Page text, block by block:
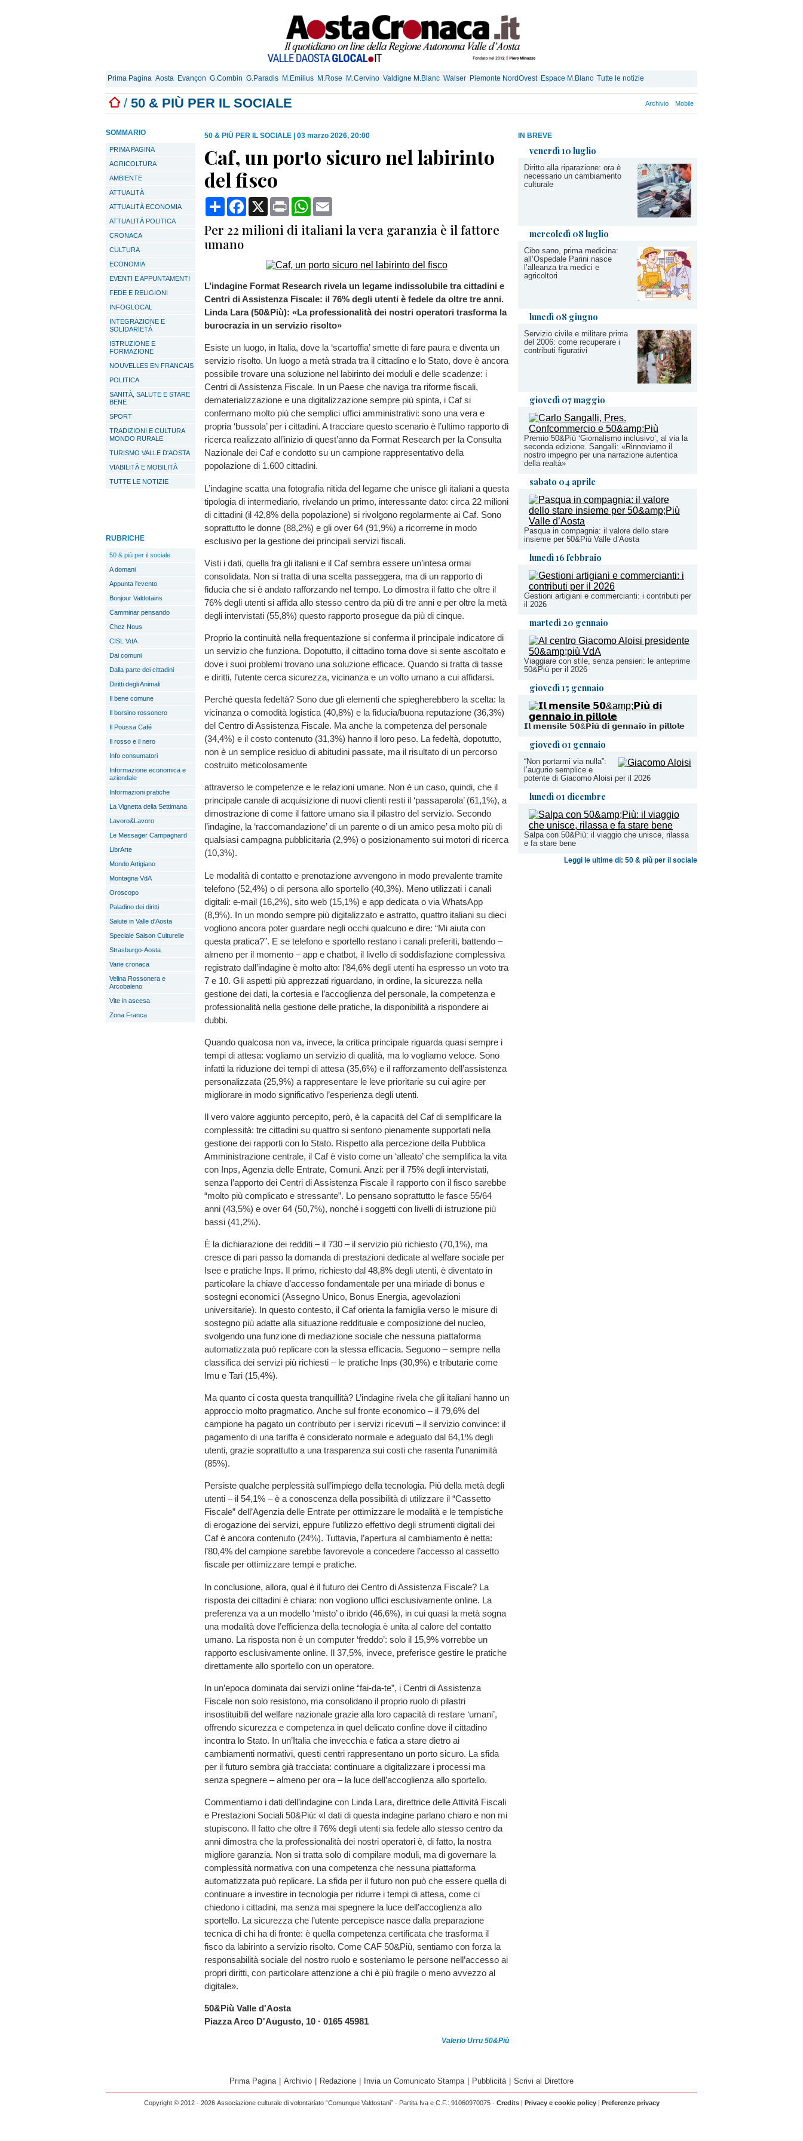
Prima Pagina Aosta Evançon G.Combin G.Paradis M.Emilius M.Rose M.Cervino Valdigne M.Blanc Walser Piemonte NordOvest Espace M.Blanc Tutte le notizie
/ 50 & PIÙ PER IL SOCIALE Archivio Mobile
IN BREVE
venerdì 10 luglio
Diritto alla riparazione: ora è
necessario un cambiamento
culturale
mercoledì 08 luglio
Cibo sano, prima medicina:
all’Ospedale Parini nasce
l’alleanza tra medici e
agricoltori
lunedì 08 giugno
Servizio civile e militare prima
del 2006: come recuperare i
contributi figurativi
giovedì 07 maggio
Premio 50&Più ‘Giornalismo inclusivo’, al via la
seconda edizione. Sangalli: «Rinnoviamo il
nostro impegno per una narrazione autentica
della realtà»
sabato 04 aprile
Pasqua in compagnia: il valore dello stare
insieme per 50&Più Valle d’Aosta
lunedì 16 febbraio
Gestioni artigiani e commercianti: i contributi per
il 2026
martedì 20 gennaio
Viaggiare con stile, senza pensieri: le anteprime
50&Più per il 2026
giovedì 15 gennaio
𝗜𝗹 𝗺𝗲𝗻𝘀𝗶𝗹𝗲 𝟱𝟬&𝗣𝗶𝘂̀ 𝗱𝗶 𝗴𝗲𝗻𝗻𝗮𝗶𝗼 𝗶𝗻 𝗽𝗶𝗹𝗹𝗼𝗹𝗲
giovedì 01 gennaio
“Non portarmi via nulla”:
l’augurio semplice e
potente di Giacomo Aloisi per il 2026
lunedì 01 dicembre
Salpa con 50&Più: il viaggio che unisce, rilassa
e fa stare bene
Leggi le ultime di: 50 & più per il sociale
SOMMARIO
PRIMA PAGINA
AGRICOLTURA
AMBIENTE
ATTUALITÀ
ATTUALITÀ ECONOMIA
ATTUALITÀ POLITICA
CRONACA
CULTURA
ECONOMIA
EVENTI E APPUNTAMENTI
FEDE E RELIGIONI
INFOGLOCAL
INTEGRAZIONE E
SOLIDARIETÀ
ISTRUZIONE E
FORMAZIONE
NOUVELLES EN FRANCAIS
POLITICA
SANITÀ, SALUTE E STARE
BENE
SPORT
TRADIZIONI E CULTURA
MONDO RURALE
TURISMO VALLE D'AOSTA
VIABILITÀ E MOBILITÀ
TUTTE LE NOTIZIE
RUBRICHE
50 & più per il sociale
A domani
Appunta l'evento
Bonjour Valdotains
Camminar pensando
Chez Nous
CISL VdA
Dai comuni
Dalla parte dei cittadini
Diritti degli Animali
Il bene comune
Il borsino rossonero
Il Poussa Café
Il rosso e il nero
Info consumatori
Informazione economica e
aziendale
Informazioni pratiche
La Vignetta della Settimana
Lavoro&Lavoro
Le Messager Campagnard
LibrArte
Mondo Artigiano
Montagna VdA
Oroscopo
Paladino dei diritti
Salute in Valle d'Aosta
Speciale Saison Culturelle
Strasburgo-Aosta
Varie cronaca
Velina Rossonera e
Arcobaleno
Vite in ascesa
Zona Franca
50 & PIÙ PER IL SOCIALE 03 marzo 2026, 20:00
Caf, un porto sicuro nel labirinto
del fisco
CondividiFacebook
X Print WhatsApp
Per 22 milioni di italiani la vera garanzia è il fattore
umano
L’indagine Format Research rivela un legame indissolubile tra cittadini e
Centri di Assistenza Fiscale: il 76% degli utenti è fedele da oltre tre anni.
Linda Lara (50&Più): «La professionalità dei nostri operatori trasforma la
burocrazia in un servizio risolto»
Esiste un luogo, in Italia, dove la ‘scartoffia’ smette di fare paura e diventa un
servizio risolto. Un luogo a metà strada tra il cittadino e lo Stato, dove è ancora
possibile trovare una soluzione nel labirinto dei moduli e delle scadenze: i
Centri di Assistenza Fiscale. In un Paese che naviga tra riforme fiscali,
dematerializzazione e una digitalizzazione sempre più spinta, i Caf si
confermano molto più che semplici uffici amministrativi: sono una vera e
propria ‘bussola’ per i cittadini. A tracciare questo scenario è l’ultimo rapporto di
ricerca realizzato all’inizio di quest’anno da Format Research per la Consulta
Nazionale dei Caf e condotto su un campione rappresentativo della
popolazione di 1.600 cittadini.
L’indagine scatta una fotografia nitida del legame che unisce gli italiani a questa
tipologia di intermediario, rivelando un primo, interessante dato: circa 22 milioni
di cittadini (il 42,8% della popolazione) si rivolgono regolarmente ai Caf. Sono
soprattutto le donne (88,2%) e gli over 64 (91,9%) a ricorrerne in modo
esclusivo per la gestione dei principali servizi fiscali.
Visti i dati, quella fra gli italiani e il Caf sembra essere un’intesa ormai
consolidata. Non si tratta di una scelta passeggera, ma di un rapporto di
fiducia che si è andato rafforzando nel tempo. Lo dimostra il fatto che oltre il
76% degli utenti si affida allo stesso centro da più di tre anni e per oltre la metà
degli intervistati (55,8%) questo rapporto prosegue da più di cinque.
Proprio la continuità nella frequentazione si conferma il principale indicatore di
un servizio che funziona. Dopotutto, il cittadino torna dove si sente ascoltato e
dove i suoi problemi trovano una soluzione efficace. Quando si tratta di tasse
e diritti, l’utente cerca sicurezza, vicinanza e un volto umano a cui affidarsi.
Perché questa fedeltà? Sono due gli elementi che spiegherebbero la scelta: la
vicinanza o comodità logistica (40,8%) e la fiducia/buona reputazione (36,3%)
del Centro di Assistenza Fiscale. Ma anche la competenza del personale
(34,4%) e il costo contenuto (31,3%) hanno il loro peso. La fedeltà, dopotutto,
non è un semplice residuo di abitudini passate, ma il risultato di un percorso
costruito meticolosamente
attraverso le competenze e le relazioni umane. Non è un caso, quindi, che il
principale canale di acquisizione di nuovi clienti resti il ‘passaparola’ (61,1%), a
dimostrazione di come il fattore umano sia il pilastro del servizio. Secondo
l’indagine, la ‘raccomandazione’ di un parente o di un amico pesa molto più di
qualsiasi campagna pubblicitaria (2,9%) o posizionamento sui motori di ricerca
(10,3%).
Le modalità di contatto e prenotazione avvengono in modo prevalente tramite
telefono (52,4%) o di persona allo sportello (40,3%). Meno utilizzati i canali
digitali: e-mail (16,2%), sito web (15,1%) e app dedicata o via WhatsApp
(8,9%). In un mondo sempre più digitalizzato e astratto, quattro italiani su dieci
vogliono ancora poter guardare negli occhi qualcuno e dire: “Mi aiuta con
questa pratica?”. E se telefono e sportello restano i canali preferiti, battendo –
almeno per il momento – app e chatbot, il livello di soddisfazione complessiva
registrato dall’indagine è molto alto: l’84,6% degli utenti ha espresso un voto tra
7 e 10. Gli aspetti più apprezzati riguardano, in ordine, la sicurezza nella
gestione dei dati, la cortesia e l’accoglienza del personale, la competenza e
professionalità nella gestione delle pratiche, la disponibilità a rispondere ai
dubbi.
Quando qualcosa non va, invece, la critica principale riguarda quasi sempre i
tempi di attesa: vogliamo un servizio di qualità, ma lo vogliamo veloce. Sono
infatti la riduzione dei tempi di attesa (35,6%) e il rafforzamento dell’assistenza
personalizzata (25,9%) a rappresentare le leve prioritarie su cui agire per
migliorare in modo significativo l’esperienza degli utenti.
Il vero valore aggiunto percepito, però, è la capacità del Caf di semplificare la
complessità: tre cittadini su quattro si sentono pienamente supportati nella
gestione dei rapporti con lo Stato. Rispetto alla percezione della Pubblica
Amministrazione centrale, il Caf è visto come un ‘alleato’ che semplifica la vita
con Inps, Agenzia delle Entrate, Comuni. Anzi: per il 75% degli intervistati,
senza l’apporto dei Centri di Assistenza Fiscale il rapporto con il fisco sarebbe
“molto più complicato e stressante”. Lo pensano soprattutto le fasce 55/64
anni (43,5%) e over 64 (50,7%), nonché i soggetti con livelli di istruzione più
bassi (41,2%).
È la dichiarazione dei redditi – il 730 – il servizio più richiesto (70,1%), ma
cresce di pari passo la domanda di prestazioni dedicate al welfare sociale per
Isee e pratiche Inps. Il primo, richiesto dal 48,8% degli utenti, è diventato in
particolare la chiave d’accesso fondamentale per una miriade di bonus e
sostegni economici (Assegno Unico, Bonus Energia, agevolazioni
universitarie). In questo contesto, il Caf orienta la famiglia verso le misure di
sostegno più adatte alla situazione reddituale e composizione del nucleo,
svolgendo una funzione di mediazione sociale che nessuna piattaforma
automatizzata può replicare con la stessa efficacia. Seguono – sempre nella
classifica dei servizi più richiesti – le pratiche Inps (30,9%) e tributarie come
Imu e Tari (15,4%).
Ma quanto ci costa questa tranquillità? L’indagine rivela che gli italiani hanno un
approccio molto pragmatico. Anche sul fronte economico – il 79,6% del
campione ha pagato un contributo per i servizi ricevuti – il servizio convince: il
pagamento di una tariffa è considerato normale e adeguato dal 64,1% degli
utenti, grazie soprattutto a una trasparenza sui costi che rasenta l’unanimità
(85%).
Persiste qualche perplessità sull’impiego della tecnologia. Più della metà degli
utenti – il 54,1% – è a conoscenza della possibilità di utilizzare il “Cassetto
Fiscale” dell’Agenzia delle Entrate per ottimizzare le modalità e le tempistiche
di erogazione dei servizi, eppure l’utilizzo effettivo degli strumenti digitali dei
Caf è ancora contenuto (24%). Tuttavia, l’apertura al cambiamento è netta:
l’80,4% del campione sarebbe favorevole a concedere l’accesso al cassetto
fiscale per ottimizzare tempi e pratiche.
In conclusione, allora, qual è il futuro dei Centro di Assistenza Fiscale? La
risposta dei cittadini è chiara: non vogliono uffici esclusivamente online. La
preferenza va a un modello ‘misto’ o ibrido (46,6%), in cui quasi la metà sogna
una modalità dove l’efficienza della tecnologia è unita al calore del contatto
umano. La risposta non è un computer ‘freddo’: solo il 15,9% vorrebbe un
rapporto esclusivamente online. Il 37,5%, invece, preferisce gestire le pratiche
direttamente allo sportello con un operatore.
In un’epoca dominata dai servizi online “fai-da-te”, i Centri di Assistenza
Fiscale non solo resistono, ma consolidano il proprio ruolo di pilastri
insostituibili del welfare nazionale grazie alla loro capacità di restare ‘umani’,
offrendo sicurezza e competenza in quel delicato confine dove il cittadino
incontra lo Stato. In un’Italia che invecchia e fatica a stare dietro ai
cambiamenti normativi, questi centri rappresentano un porto sicuro. La sfida
per il futuro sembra già tracciata: continuare a digitalizzare i processi ma
senza spegnere – almeno per ora – la luce dell’accoglienza allo sportello.
Commentiamo i dati dell’indagine con Linda Lara, direttrice delle Attività Fiscali
e Prestazioni Sociali 50&Più: «I dati di questa indagine parlano chiaro e non mi
stupiscono. Il fatto che oltre il 76% degli utenti sia fedele allo stesso centro da
anni dimostra che la professionalità dei nostri operatori è, di fatto, la nostra
migliore garanzia. Non si tratta solo di compilare moduli, ma di governare la
complessità normativa con una competenza che nessuna piattaforma
automatizzata può replicare. La sfida per il futuro non può che essere quella di
continuare a investire in tecnologia per ridurre i tempi di attesa, come ci
chiedono i cittadini, ma senza mai spegnere la luce dell’accoglienza allo
sportello. La sicurezza che l’utente percepisce nasce dalla preparazione
tecnica di chi ha di fronte: è quella competenza certificata che trasforma il
fisco da labirinto a servizio risolto. Come CAF 50&Più, sentiamo con forza la
responsabilità sociale del nostro ruolo e sosteniamo le persone nell’accesso ai
propri diritti, con particolare attenzione a chi è più fragile o meno avvezzo al
digitale».
50&Più Valle d'Aosta
Piazza Arco D'Augusto, 10 · 0165 45981
Valerio Urru 50&Più
Prima Pagina Archivio Redazione Invia un Comunicato Stampa Pubblicità Scrivi al Direttore
Copyright © 2012 - 2026 Associazione culturale di volontariato “Comunque Valdostani” - Partita Iva e C.F.: 91060970075 - Credits| Privacy e cookie policy| Preferenze privacy